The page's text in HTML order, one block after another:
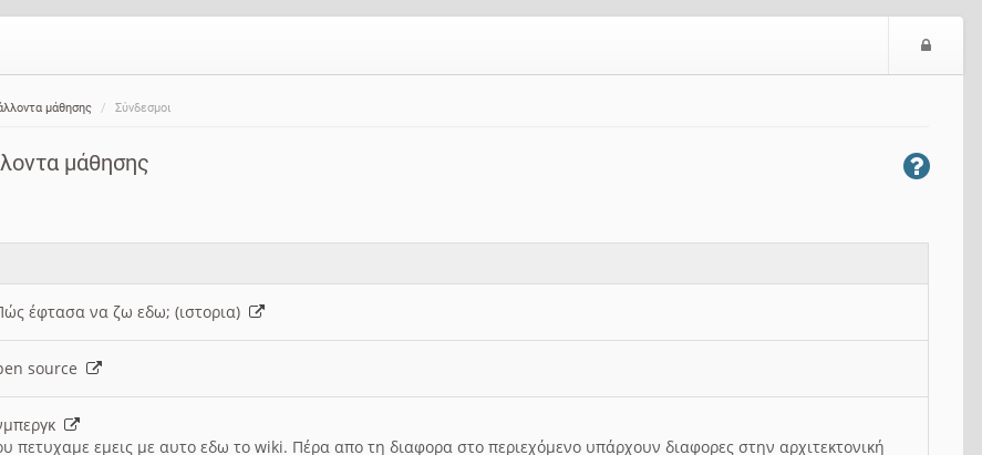
μάθησης Σύνδεσμοι
μάθησης
έφτασα να ζω εδω; (ιστορια)
source
πετυχαμε εμεις με αυτο εδω το wiki. Πέρα απο τη διαφορα στο περιεχόμενο υπάρχουν διαφορες στην αρχιτεκτονική